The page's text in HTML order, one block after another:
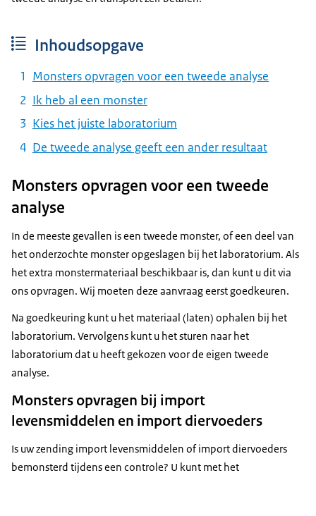
Inhoudsopgave
Monsters opvragen voor een tweede analyse
Ik heb al een monster
Kies het juiste laboratorium
De tweede analyse geeft een ander resultaat
Monsters opvragen voor een tweede
analyse
In de meeste gevallen is een tweede monster, of een deel van
het onderzochte monster opgeslagen bij het laboratorium. Als
het extra monstermateriaal beschikbaar is, dan kunt u dit via
ons opvragen. Wij moeten deze aanvraag eerst goedkeuren.
Na goedkeuring kunt u het materiaal (laten) ophalen bij het
laboratorium. Vervolgens kunt u het sturen naar het
laboratorium dat u heeft gekozen voor de eigen tweede
analyse.
Monsters opvragen bij import
levensmiddelen en import diervoeders
Is uw zending import levensmiddelen of import diervoeders
bemonsterd tijdens een controle? U kunt met het